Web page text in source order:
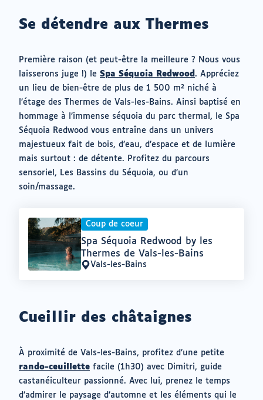
Se détendre aux Thermes
Première raison (et peut-être la meilleure ? Nous vous
laisserons juge !) le Spa Séquoia Redwood (ouvrir
vers
un
nouvel
onglet)
. Appréciez
un lieu de bien-être de plus de 1 500 m² niché à
l’étage des Thermes de Vals-les-Bains. Ainsi baptisé en
hommage à l’immense séquoia du parc thermal, le Spa
Séquoia Redwood vous entraîne dans un univers
majestueux fait de bois, d’eau, d’espace et de lumière
mais surtout : de détente. Profitez du parcours
sensoriel, Les Bassins du Séquoia, ou d’un
soin/massage.
Coup de coeur
Offre
:
Spa Séquoia Redwood by les
Thermes de Vals-les-Bains
LieuVals-les-Bains
Cueillir des châtaignes
À proximité de Vals-les-Bains, profitez d’une petite
rando-ceuillette(ouvrir
vers
un
facile (1h30) avec Dimitri, guide
castanéiculteur passionné. Avec lui, prenez le temps
d’admirer le paysage d’automne et les éléments qui le